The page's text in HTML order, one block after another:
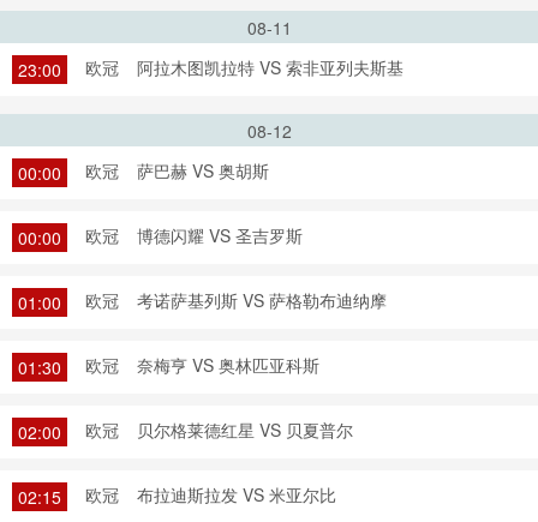
08-11
23:00
欧冠 阿拉木图凯拉特 VS 索非亚列夫斯基
08-12
00:00
欧冠 萨巴赫 VS 奥胡斯
00:00 欧冠 博德闪耀 VS 圣吉罗斯
01:00 欧冠 考诺萨基列斯 VS 萨格勒布迪纳摩
01:30 欧冠 奈梅亨 VS 奥林匹亚科斯
02:00 欧冠 贝尔格莱德红星 VS 贝夏普尔
02:15 欧冠 布拉迪斯拉发 VS 米亚尔比